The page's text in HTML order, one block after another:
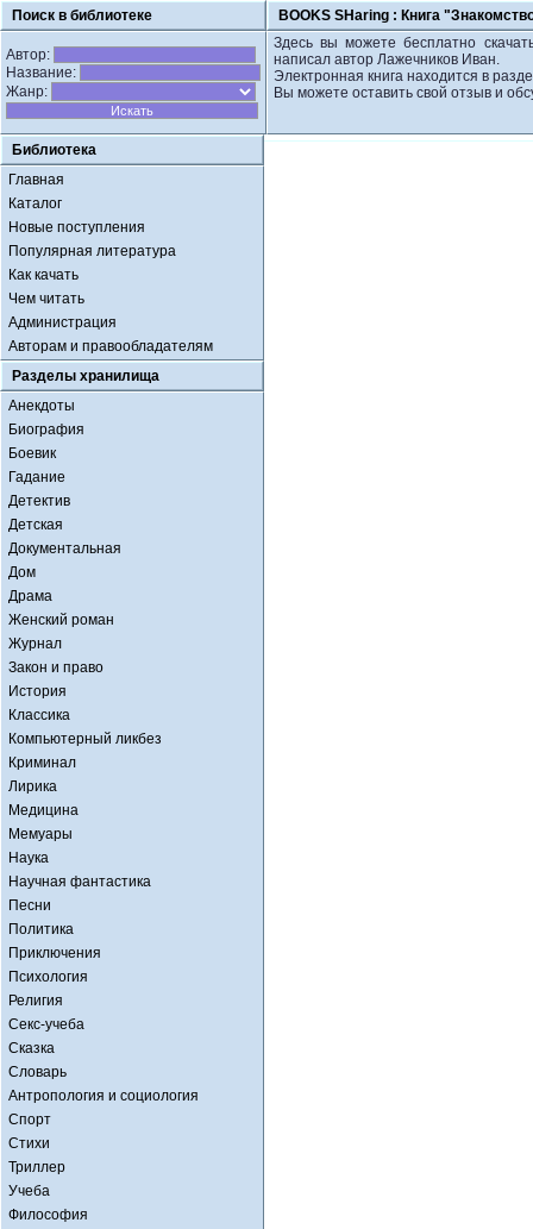
Поиск в библиотеке BOOKS SHaring : Книга
Автор:
Название:
Жанр:
Здесь вы можете бесплатно
написал автор Лажечников Иван.
Электронная книга находится в
Вы можете оставить свой отзыв и
Библиотека
Главная
Каталог
Новые поступления
Популярная литература
Как качать
Чем читать
Администрация
Авторам и правообладателям
Разделы хранилища
Анекдоты
Биография
Боевик
Гадание
Детектив
Детская
Документальная
Дом
Драма
Женский роман
Журнал
Закон и право
История
Классика
Компьютерный ликбез
Криминал
Лирика
Медицина
Мемуары
Наука
Научная фантастика
Песни
Политика
Приключения
Психология
Религия
Секс-учеба
Сказка
Словарь
Антропология и социология
Спорт
Стихи
Триллер
Учеба
Философия